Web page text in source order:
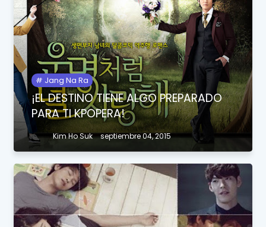
Jang Na Ra
¡EL DESTINO TIENE ALGO PREPARADO
PARA TI KPOPERA!
Kim Ho Suk septiembre 04, 2015